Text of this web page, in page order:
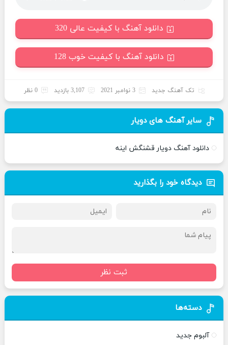
دانلود آهنگ با کیفیت عالی 320
دانلود آهنگ با کیفیت خوب 128
تک آهنگ جدید 3 نوامبر 2021 3,107 بازدید 0 نظر
سایر آهنگ های دویار
دانلود آهنگ دویار قشنگش اینه
دیدگاه خود را بگذارید
ثبت نظر
دسته‌ها
آلبوم جدید